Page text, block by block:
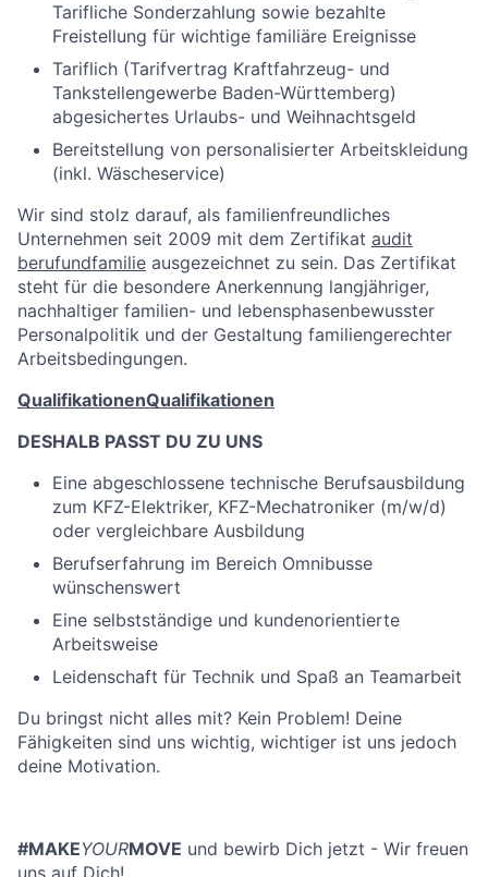
Tarifliche Sonderzahlung sowie bezahlte
Freistellung für wichtige familiäre Ereignisse
Tariflich (Tarifvertrag Kraftfahrzeug- und
Tankstellengewerbe Baden-Württemberg)
abgesichertes Urlaubs- und Weihnachtsgeld
Bereitstellung von personalisierter Arbeitskleidung
(inkl. Wäscheservice)
Wir sind stolz darauf, als familienfreundliches
Unternehmen seit 2009 mit dem Zertifikat audit
berufundfamilie ausgezeichnet zu sein. Das Zertifikat
steht für die besondere Anerkennung langjähriger,
nachhaltiger familien- und lebensphasenbewusster
Personalpolitik und der Gestaltung familiengerechter
Arbeitsbedingungen.
QualifikationenQualifikationen
DESHALB PASST DU ZU UNS
Eine abgeschlossene technische Berufsausbildung
zum KFZ-Elektriker, KFZ-Mechatroniker (m/w/d)
oder vergleichbare Ausbildung
Berufserfahrung im Bereich Omnibusse
wünschenswert
Eine selbstständige und kundenorientierte
Arbeitsweise
Leidenschaft für Technik und Spaß an Teamarbeit
Du bringst nicht alles mit? Kein Problem! Deine
Fähigkeiten sind uns wichtig, wichtiger ist uns jedoch
deine Motivation.
#MAKEYOURMOVE und bewirb Dich jetzt - Wir freuen
uns auf Dich!